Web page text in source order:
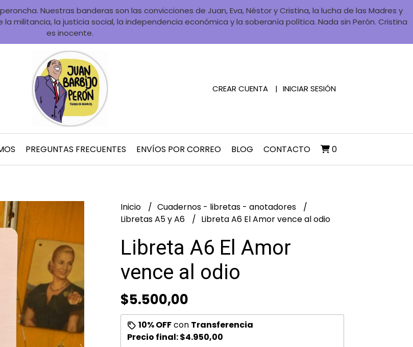
Nuestras banderas son las convicciones de Juan, Eva, Néstor y Cristina, la lucha de las Madres y
militancia, la justicia social, la independencia económica y la soberanía política. Nada sin Perón. Cristina
es inocente.
CREAR CUENTA INICIAR SESIÓN
PREGUNTAS FRECUENTES ENVÍOS POR CORREO BLOG CONTACTO 0
Inicio
Cuadernos - libretas - anotadores
Libretas A5 y A6
Libreta A6 El Amor vence al odio
Libreta A6 El Amor
vence al odio
$5.500,00
10% OFFcon Transferencia
Precio final:$4.950,00